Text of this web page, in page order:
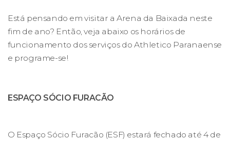
Está pensando em visitar a Arena da Baixada neste
fim de ano? Então, veja abaixo os horários de
funcionamento dos serviços do Athletico Paranaense
e programe-se!
ESPAÇO SÓCIO FURACÃO
O Espaço Sócio Furacão (ESF) estará fechado até 4 de